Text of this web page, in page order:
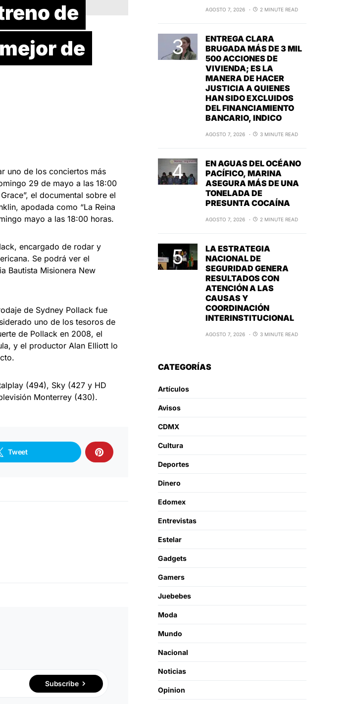
de
de
uno de los conciertos más
29 de mayo a las 18:00
el documental sobre el
apodada como “La Reina
mayo a las 18:00 horas.
encargado de rodar y
Se podrá ver el
Bautista Misionera New
de Sydney Pollack fue
uno de los tesoros de
de Pollack en 2008, el
y el productor Alan Elliott lo
(494), Sky (427 y HD
Monterrey (430).
Tweet
Subscribe
AGOSTO 7, 2026 2 MINUTE READ
ENTREGA CLARA
BRUGADA MÁS DE 3 MIL
500 ACCIONES DE
VIVIENDA; ES LA
MANERA DE HACER
JUSTICIA A QUIENES
HAN SIDO EXCLUIDOS
DEL FINANCIAMIENTO
BANCARIO, INDICO
AGOSTO 7, 2026 3 MINUTE READ
EN AGUAS DEL OCÉANO
PACÍFICO, MARINA
ASEGURA MÁS DE UNA
TONELADA DE
PRESUNTA COCAÍNA
AGOSTO 7, 2026 2 MINUTE READ
LA ESTRATEGIA
NACIONAL DE
SEGURIDAD GENERA
RESULTADOS CON
ATENCIÓN A LAS
CAUSAS Y
COORDINACIÓN
INTERINSTITUCIONAL
AGOSTO 7, 2026 3 MINUTE READ
CATEGORÍAS
Artículos
Avisos
CDMX
Cultura
Deportes
Dinero
Edomex
Entrevistas
Estelar
Gadgets
Gamers
Juebebes
Moda
Mundo
Nacional
Noticias
Opinion